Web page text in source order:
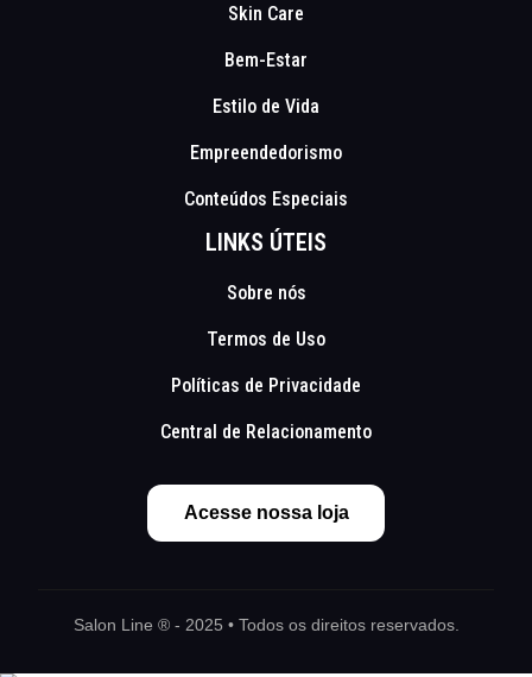
Skin Care
Bem-Estar
Estilo de Vida
Empreendedorismo
Conteúdos Especiais
LINKS ÚTEIS
Sobre nós
Termos de Uso
Políticas de Privacidade
Central de Relacionamento
Acesse nossa loja
Salon Line ® - 2025 • Todos os direitos reservados.